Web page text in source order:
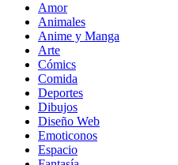
Amor
Animales
Anime y Manga
Arte
Cómics
Comida
Deportes
Dibujos
Diseño Web
Emoticonos
Espacio